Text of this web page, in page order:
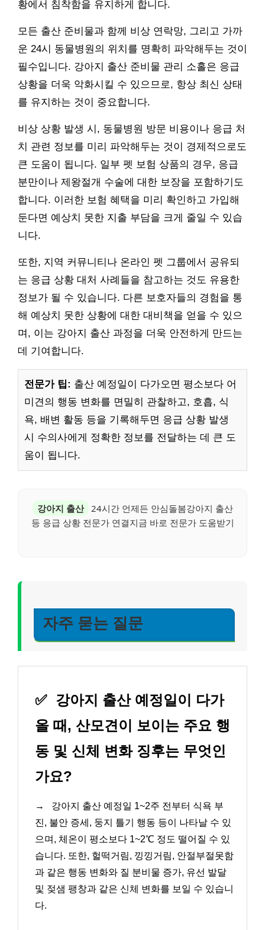
황에서 침착함을 유지하게 합니다.
모든 출산 준비물과 함께 비상 연락망, 그리고 가까
운 24시 동물병원의 위치를 명확히 파악해두는 것이
필수입니다. 강아지 출산 준비물 관리 소홀은 응급
상황을 더욱 악화시킬 수 있으므로, 항상 최신 상태
를 유지하는 것이 중요합니다.
비상 상황 발생 시, 동물병원 방문 비용이나 응급 처
치 관련 정보를 미리 파악해두는 것이 경제적으로도
큰 도움이 됩니다. 일부 펫 보험 상품의 경우, 응급
분만이나 제왕절개 수술에 대한 보장을 포함하기도
합니다. 이러한 보험 혜택을 미리 확인하고 가입해
둔다면 예상치 못한 지출 부담을 크게 줄일 수 있습
니다.
또한, 지역 커뮤니티나 온라인 펫 그룹에서 공유되
는 응급 상황 대처 사례들을 참고하는 것도 유용한
정보가 될 수 있습니다. 다른 보호자들의 경험을 통
해 예상치 못한 상황에 대한 대비책을 얻을 수 있으
며, 이는 강아지 출산 과정을 더욱 안전하게 만드는
데 기여합니다.
전문가 팁: 출산 예정일이 다가오면 평소보다 어
미견의 행동 변화를 면밀히 관찰하고, 호흡, 식
욕, 배변 활동 등을 기록해두면 응급 상황 발생
시 수의사에게 정확한 정보를 전달하는 데 큰 도
움이 됩니다.
강아지 출산
24시간 언제든 안심돌봄강아지 출산
등 응급 상황 전문가 연결지금 바로 전문가 도움받기
자주 묻는 질문
✅ 강아지 출산 예정일이 다가
올 때, 산모견이 보이는 주요 행
동 및 신체 변화 징후는 무엇인
가요?
→
강아지 출산 예정일 1~2주 전부터 식욕 부
진, 불안 증세, 둥지 틀기 행동 등이 나타날 수 있
으며, 체온이 평소보다 1~2℃ 정도 떨어질 수 있
습니다. 또한, 헐떡거림, 낑낑거림, 안절부절못함
과 같은 행동 변화와 질 분비물 증가, 유선 발달
및 젖샘 팽창과 같은 신체 변화를 보일 수 있습니
다.